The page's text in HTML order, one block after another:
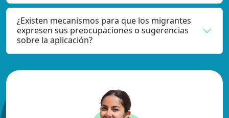
¿Existen mecanismos para que los migrantes
expresen sus preocupaciones o sugerencias
sobre la aplicación?